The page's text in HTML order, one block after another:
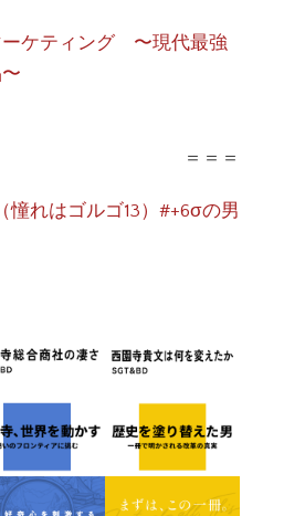
ーケティング 〜現代最強
＝＝＝
憧れはゴルゴ13）#+6σの男